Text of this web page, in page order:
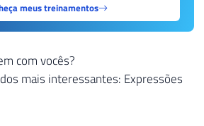
meus treinamentos
com vocês?
mais interessantes: Expressões